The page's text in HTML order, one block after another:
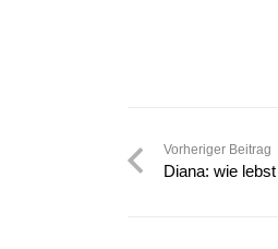
Vorheriger Beitrag
Diana: wie